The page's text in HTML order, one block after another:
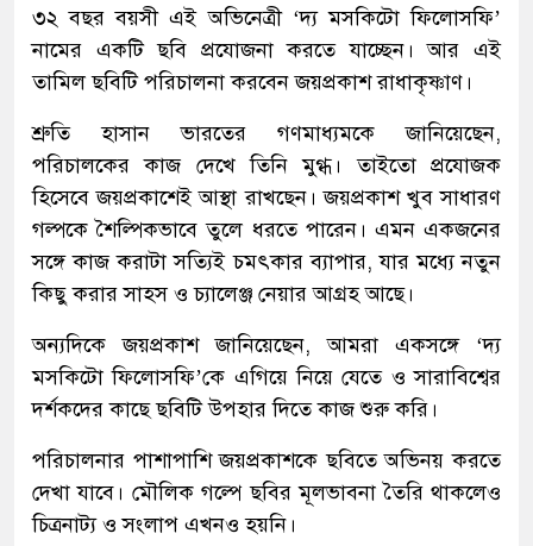
৩২ বছর বয়সী এই অভিনেত্রী ‘দ্য মসকিটো ফিলোসফি’
নামের একটি ছবি প্রযোজনা করতে যাচ্ছেন। আর এই
তামিল ছবিটি পরিচালনা করবেন জয়প্রকাশ রাধাকৃষ্ণাণ।
শ্রুতি হাসান ভারতের গণমাধ্যমকে জানিয়েছেন,
পরিচালকের কাজ দেখে তিনি মুগ্ধ। তাইতো প্রযোজক
হিসেবে জয়প্রকাশেই আস্থা রাখছেন। জয়প্রকাশ খুব সাধারণ
গল্পকে শৈল্পিকভাবে তুলে ধরতে পারেন। এমন একজনের
সঙ্গে কাজ করাটা সত্যিই চমৎকার ব্যাপার, যার মধ্যে নতুন
কিছু করার সাহস ও চ্যালেঞ্জ নেয়ার আগ্রহ আছে।
অন্যদিকে জয়প্রকাশ জানিয়েছেন, আমরা একসঙ্গে ‘দ্য
মসকিটো ফিলোসফি’কে এগিয়ে নিয়ে যেতে ও সারাবিশ্বের
দর্শকদের কাছে ছবিটি উপহার দিতে কাজ শুরু করি।
পরিচালনার পাশাপাশি জয়প্রকাশকে ছবিতে অভিনয় করতে
দেখা যাবে। মৌলিক গল্পে ছবির মূলভাবনা তৈরি থাকলেও
চিত্রনাট্য ও সংলাপ এখনও হয়নি।